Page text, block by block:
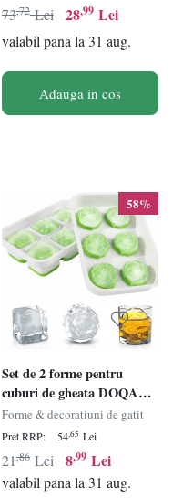
28,99 Lei
73,72 Lei
valabil pana la 31 aug.
Adauga in cos
58%
Set de 2 forme pentru
cuburi de gheata DOQAUS,
plastic/silicon, alb,/verde
Forme & decoratiuni de gatit
Pret RRP: 54,65 Lei
8,99 Lei
21,86 Lei
valabil pana la 31 aug.